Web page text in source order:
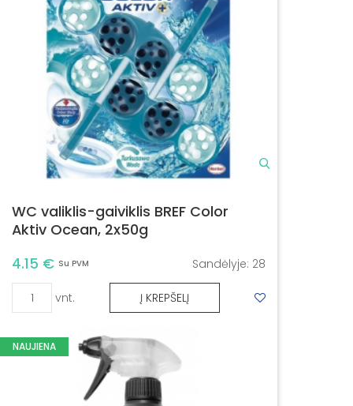
WC valiklis-gaiviklis BREF Color
Aktiv Ocean, 2x50g
4.15 € Su PVM Sandėlyje: 28
vnt. Į KREPŠELĮ
NAUJIENA